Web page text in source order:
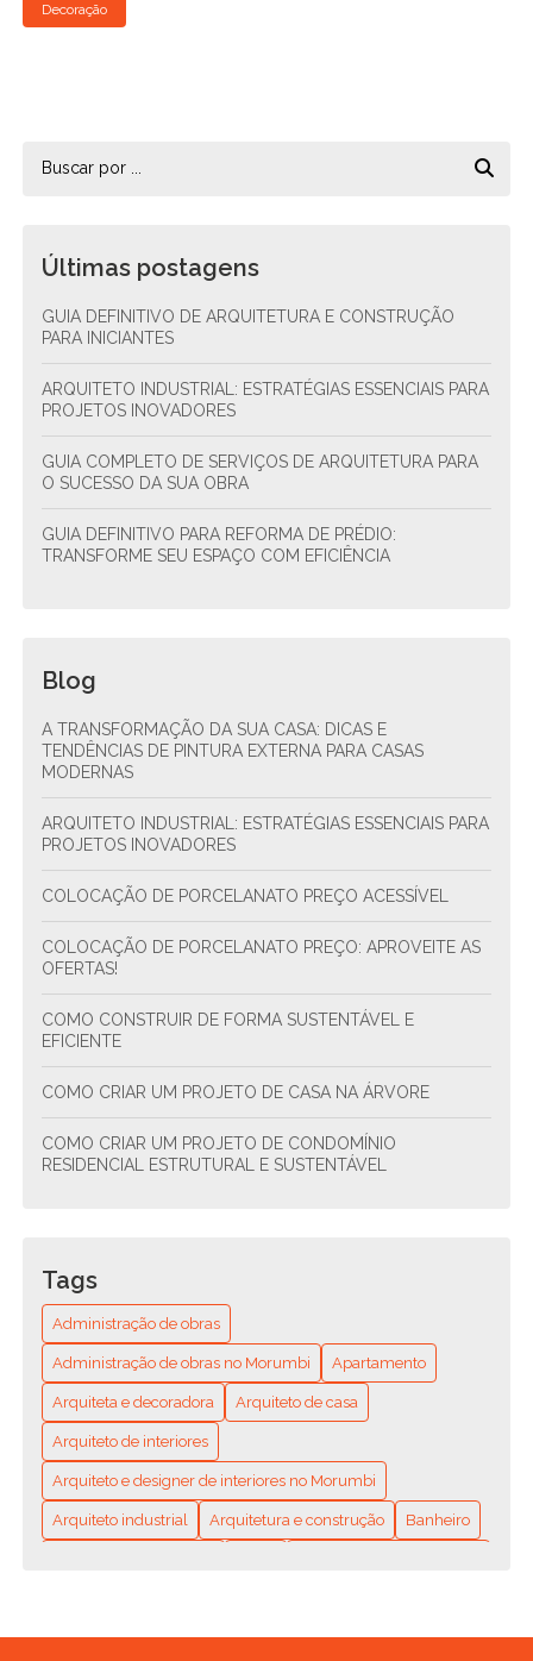
Decoração
Últimas postagens
GUIA DEFINITIVO DE ARQUITETURA E CONSTRUÇÃO
PARA INICIANTES
ARQUITETO INDUSTRIAL: ESTRATÉGIAS ESSENCIAIS PARA
PROJETOS INOVADORES
GUIA COMPLETO DE SERVIÇOS DE ARQUITETURA PARA
O SUCESSO DA SUA OBRA
GUIA DEFINITIVO PARA REFORMA DE PRÉDIO:
TRANSFORME SEU ESPAÇO COM EFICIÊNCIA
Blog
A TRANSFORMAÇÃO DA SUA CASA: DICAS E
TENDÊNCIAS DE PINTURA EXTERNA PARA CASAS
MODERNAS
ARQUITETO INDUSTRIAL: ESTRATÉGIAS ESSENCIAIS PARA
PROJETOS INOVADORES
COLOCAÇÃO DE PORCELANATO PREÇO ACESSÍVEL
COLOCAÇÃO DE PORCELANATO PREÇO: APROVEITE AS
OFERTAS!
COMO CONSTRUIR DE FORMA SUSTENTÁVEL E
EFICIENTE
COMO CRIAR UM PROJETO DE CASA NA ÁRVORE
COMO CRIAR UM PROJETO DE CONDOMÍNIO
RESIDENCIAL ESTRUTURAL E SUSTENTÁVEL
COMO ENCONTRAR O ENCANADOR MAIS PRÓXIMO DE
VOCÊ? GUIA COMPLETO PARA RESOLVER SEUS
PROBLEMAS HIDRÁULICOS RÁPIDO E FÁCIL
COMO ENCONTRAR O MELHOR ENCANADOR
RESIDENCIAL PERTO DE MIM: DICAS E RECOMENDAÇÕES
COMO ESCOLHER A MELHOR EMPRESA DE REFORMA DE
APARTAMENTO
COMO ESCOLHER A MELHOR EMPRESA DE REFORMA DE
Tags
Administração de obras
Administração de obras no Morumbi Apartamento
Arquiteta e decoradora Arquiteto de casa
Arquiteto de interiores
Arquiteto e designer de interiores no Morumbi
Arquiteto industrial Arquitetura e construção Banheiro
Construção modular Construção sustentável Cozinha